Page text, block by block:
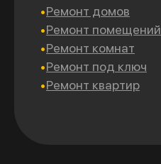
Ремонт домов
Ремонт помещений
Ремонт комнат
Ремонт под ключ
Ремонт квартир